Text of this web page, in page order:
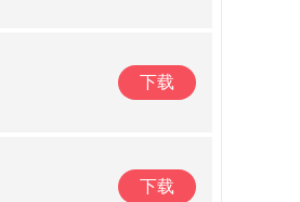
下载
下载